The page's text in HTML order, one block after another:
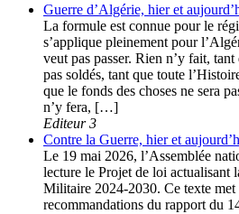
Guerre d’Algérie, hier et
La formule est connue pour le
s’applique pleinement pour
veut pas passer. Rien n’y fait,
pas soldés, tant que toute
que le fonds des choses ne sera
n’y fera, […]
Editeur 3
Contre la Guerre, hier et
Le 19 mai 2026, l’Assemblée
lecture le Projet de loi actualisant
Militaire 2024-2030. Ce texte met
recommandations du rapport du